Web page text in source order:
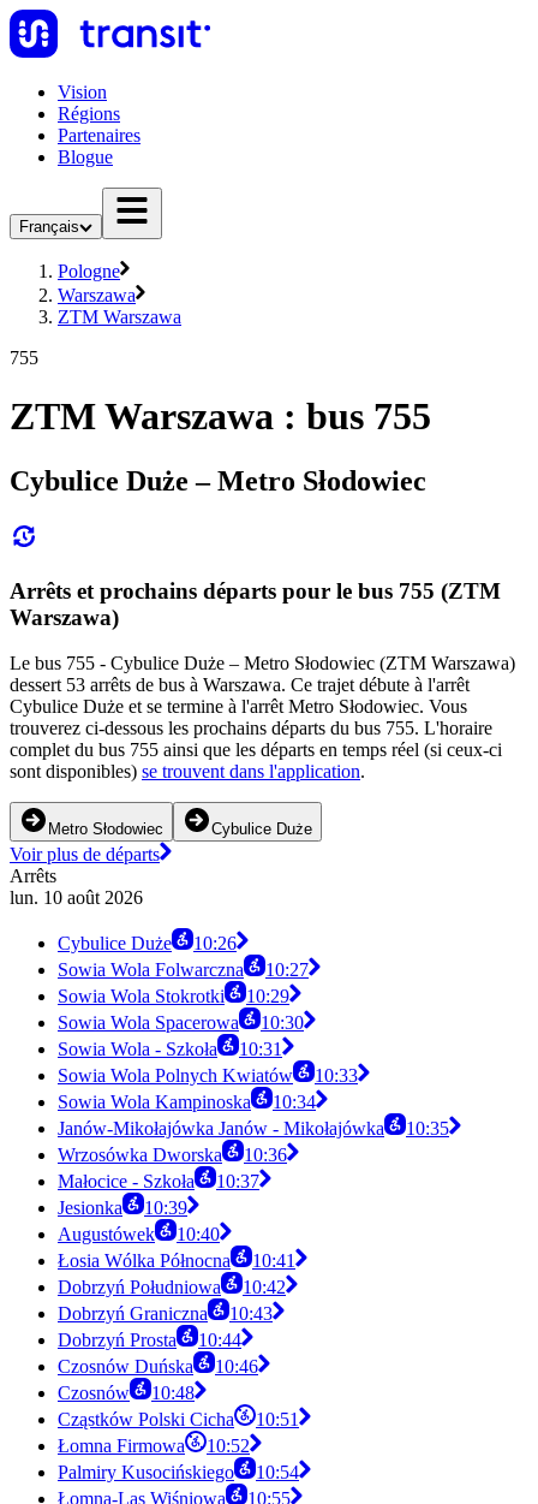
Vision
Régions
Partenaires
Blogue
Français
Pologne
Warszawa
ZTM Warszawa
755
ZTM Warszawa : bus 755
Cybulice Duże – Metro Słodowiec
Arrêts et prochains départs pour le bus 755 (ZTM
Warszawa)
Le bus 755 - Cybulice Duże – Metro Słodowiec (ZTM Warszawa)
dessert 53 arrêts de bus à Warszawa. Ce trajet débute à l'arrêt
Cybulice Duże et se termine à l'arrêt Metro Słodowiec. Vous
trouverez ci-dessous les prochains départs du bus 755. L'horaire
complet du bus 755 ainsi que les départs en temps réel (si ceux-ci
sont disponibles) se trouvent dans l'application.
Metro Słodowiec Cybulice Duże
Voir plus de départs
Arrêts
lun. 10 août 2026
Cybulice Duże
10:26
Sowia Wola Folwarczna
10:27
Sowia Wola Stokrotki
10:29
Sowia Wola Spacerowa
10:30
Sowia Wola - Szkoła
10:31
Sowia Wola Polnych Kwiatów
10:33
Sowia Wola Kampinoska
10:34
Janów-Mikołajówka Janów - Mikołajówka
10:35
Wrzosówka Dworska
10:36
Małocice - Szkoła
10:37
Jesionka
10:39
Augustówek
10:40
Łosia Wólka Północna
10:41
Dobrzyń Południowa
10:42
Dobrzyń Graniczna
10:43
Dobrzyń Prosta
10:44
Czosnów Duńska
10:46
Czosnów
10:48
Cząstków Polski Cicha
10:51
Łomna Firmowa
10:52
Palmiry Kusocińskiego
10:54
Łomna-Las Wiśniowa
10:55